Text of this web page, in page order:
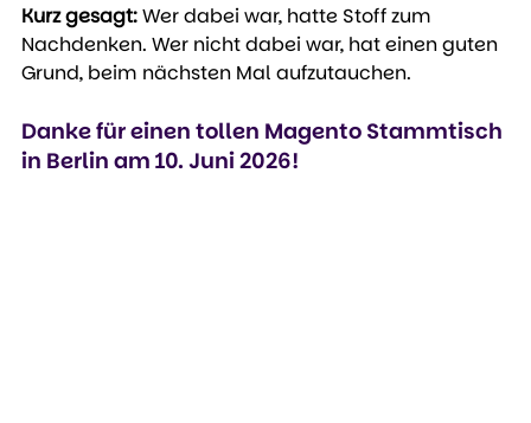
Kurz gesagt: Wer dabei war, hatte Stoff zum
Nachdenken. Wer nicht dabei war, hat einen guten
Grund, beim nächsten Mal aufzutauchen.
Danke für einen tollen Magento Stammtisch
in Berlin am 10. Juni 2026!